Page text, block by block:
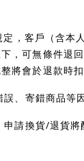
，客戶（含本
，可無條件退
將會於退款時
、寄錯商品等
請換貨/退貨